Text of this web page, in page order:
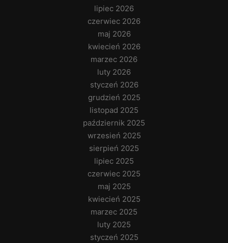
lipiec 2026
czerwiec 2026
maj 2026
kwiecień 2026
marzec 2026
luty 2026
styczeń 2026
grudzień 2025
listopad 2025
październik 2025
wrzesień 2025
sierpień 2025
lipiec 2025
czerwiec 2025
maj 2025
kwiecień 2025
marzec 2025
luty 2025
styczeń 2025